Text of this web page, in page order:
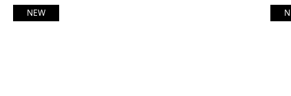
NEW